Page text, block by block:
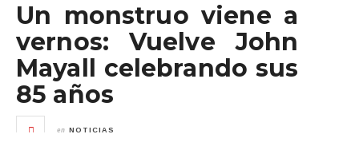
Un monstruo viene a
vernos: Vuelve John
Mayall celebrando sus
85 años
en NOTICIAS